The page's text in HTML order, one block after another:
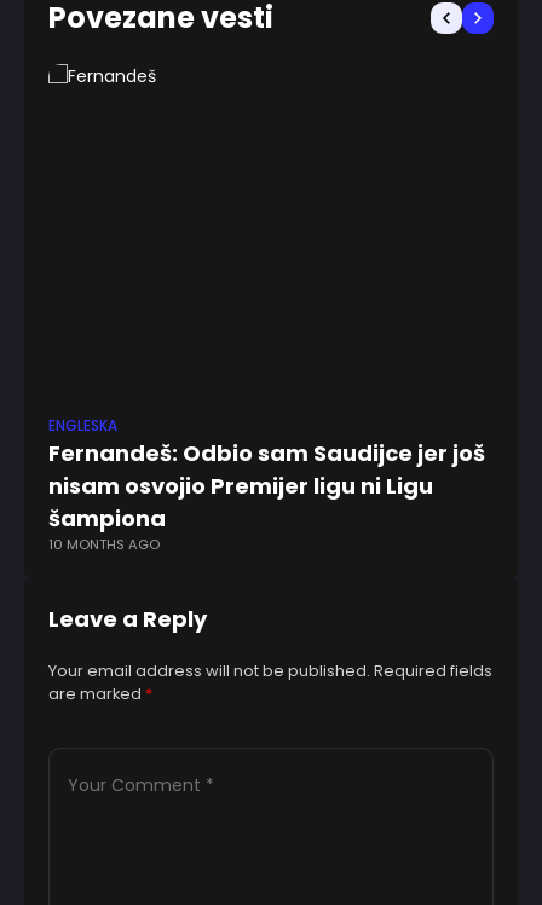
Povezane vesti
ENGLESKA
Fernandeš: Odbio sam Saudijce jer još
nisam osvojio Premijer ligu ni Ligu
šampiona
10 MONTHS AGO
Leave a Reply
Your email address will not be published. Required fields
are marked *